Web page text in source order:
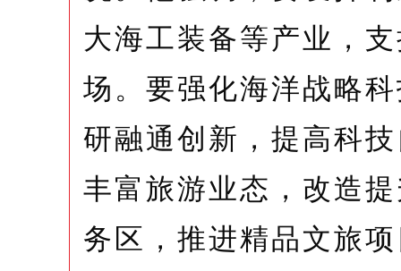
大海工装备等产业，
场。要强化海洋战略
研融通创新，提高科
丰富旅游业态，改造
务区，推进精品文旅